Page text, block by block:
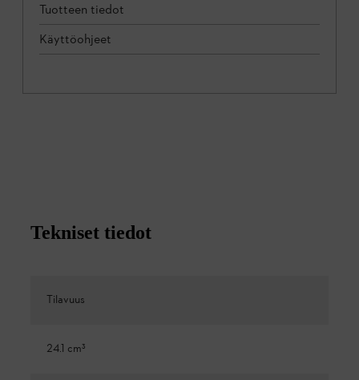
Tuotteen tiedot
Käyttöohjeet
Tekniset tiedot
Tilavuus
24.1 cm³